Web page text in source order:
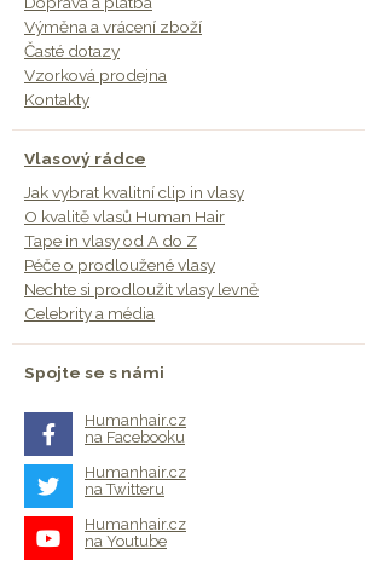
Výměna a vrácení zboží
Časté dotazy
Vzorková prodejna
Kontakty
Vlasový rádce
Jak vybrat kvalitní clip in vlasy
O kvalitě vlasů Human Hair
Tape in vlasy od A do Z
Péče o prodloužené vlasy
Nechte si prodloužit vlasy levně
Celebrity a média
Spojte se s námi
Humanhair.cz
na Facebooku
Humanhair.cz
na Twitteru
Humanhair.cz
na Youtube